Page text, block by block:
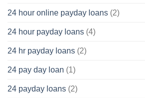
24 hour online payday loans (2)
24 hour payday loans (4)
24 hr payday loans (2)
24 pay day loan (1)
24 payday loans (2)